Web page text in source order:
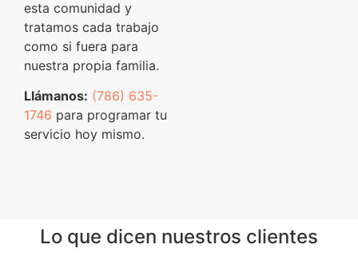
esta comunidad y
tratamos cada trabajo
como si fuera para
nuestra propia familia.
Llámanos: (786) 635-
1746 para programar tu
servicio hoy mismo.
Lo que dicen nuestros clientes